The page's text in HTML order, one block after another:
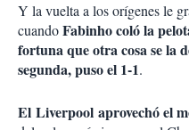
Y la vuelta a los orígenes le
cuandoFabinho coló la
fortuna que otra cosa se la
segunda, puso el 1-1.
El Liverpool aprovechó el